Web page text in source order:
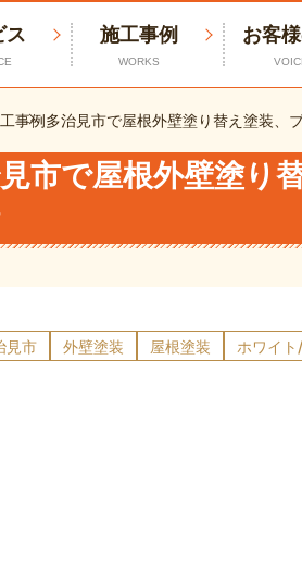
ス 施工事例
WORKS
お客
事例多治見市で屋根外壁塗り替え塗装、
市で屋根外壁塗り
見市 外壁塗装 屋根塗装 ホワイ